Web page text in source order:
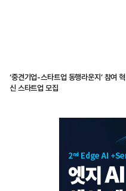
‘중견기업-스타트업 동행라운지’ 참여 혁
신 스타트업 모집